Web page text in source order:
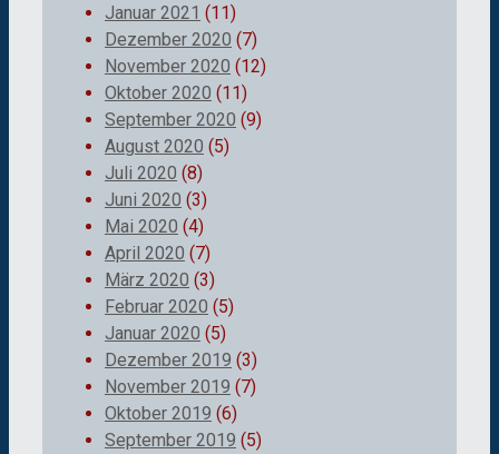
Januar 2021 (11)
Dezember 2020 (7)
November 2020 (12)
Oktober 2020 (11)
September 2020 (9)
August 2020 (5)
Juli 2020 (8)
Juni 2020 (3)
Mai 2020 (4)
April 2020 (7)
März 2020 (3)
Februar 2020 (5)
Januar 2020 (5)
Dezember 2019 (3)
November 2019 (7)
Oktober 2019 (6)
September 2019 (5)